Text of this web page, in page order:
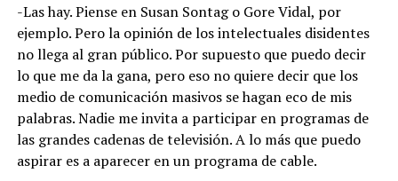
-Las hay. Piense en Susan Sontag o Gore Vidal, por
ejemplo. Pero la opinión de los intelectuales disidentes
no llega al gran público. Por supuesto que puedo decir
lo que me da la gana, pero eso no quiere decir que los
medio de comunicación masivos se hagan eco de mis
palabras. Nadie me invita a participar en programas de
las grandes cadenas de televisión. A lo más que puedo
aspirar es a aparecer en un programa de cable.